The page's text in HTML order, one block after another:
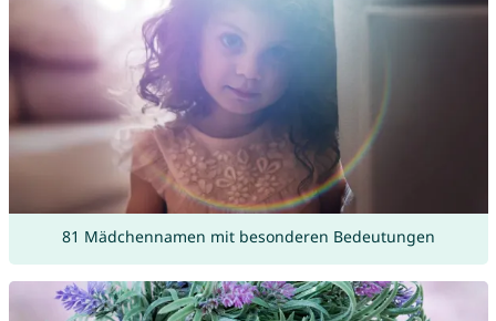
81 Mädchennamen mit besonderen Bedeutungen